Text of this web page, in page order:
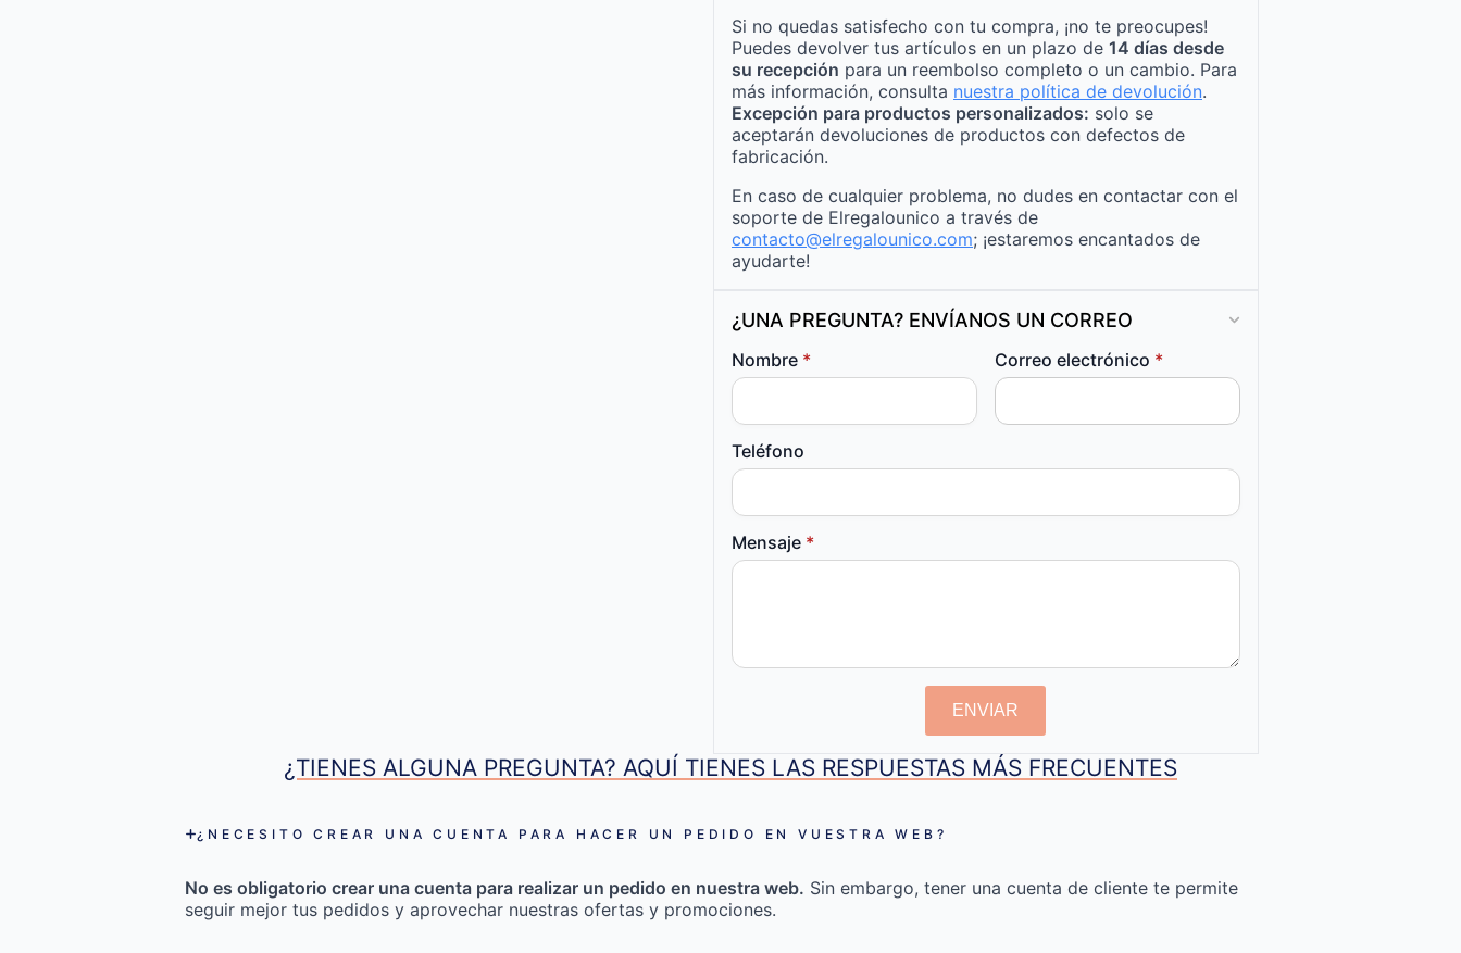
Si no quedas satisfecho con tu compra, ¡no te preocupes!
Puedes devolver tus artículos en un plazo de 14 días desde
su recepción para un reembolso completo o un cambio. Para
más información, consulta nuestra política de devolución.
Excepción para productos personalizados: solo se
aceptarán devoluciones de productos con defectos de
fabricación.
En caso de cualquier problema, no dudes en contactar con el
soporte de Elregalounico a través de
contacto@elregalounico.com; ¡estaremos encantados de
ayudarte!
¿UNA PREGUNTA? ENVÍANOS UN CORREO
Nombre * Correo electrónico *
Teléfono
Mensaje *
ENVIAR
¿TIENES ALGUNA PREGUNTA? AQUÍ TIENES LAS RESPUESTAS MÁS FRECUENTES
¿NECESITO CREAR UNA CUENTA PARA HACER UN PEDIDO EN VUESTRA WEB?
No es obligatorio crear una cuenta para realizar un pedido en nuestra web. Sin embargo, tener una cuenta de cliente te permite
seguir mejor tus pedidos y aprovechar nuestras ofertas y promociones.